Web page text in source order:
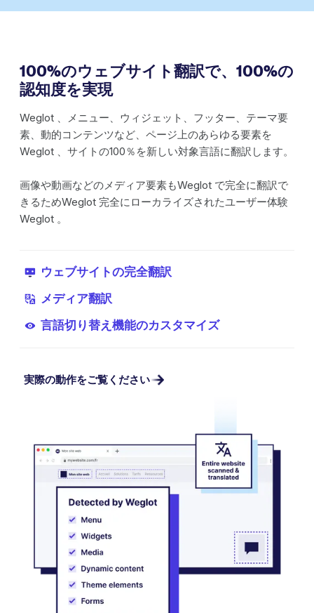
100%のウェブサイト翻訳で、100%の
認知度を実現
Weglot 、メニュー、ウィジェット、フッター、テーマ要
素、動的コンテンツなど、ページ上のあらゆる要素を
Weglot 、サイトの100％を新しい対象言語に翻訳します。
画像や動画などのメディア要素もWeglot で完全に翻訳で
きるためWeglot 完全にローカライズされたユーザー体験
Weglot 。
ウェブサイトの完全翻訳
メディア翻訳
言語切り替え機能のカスタマイズ
実際の動作をご覧ください